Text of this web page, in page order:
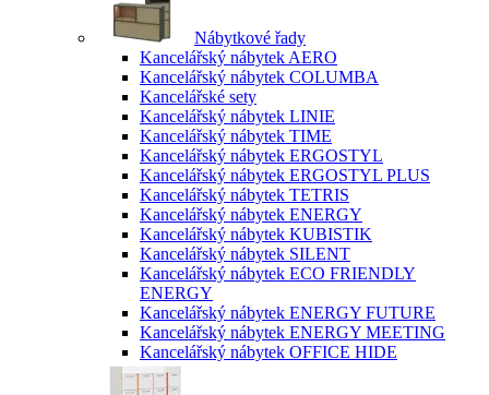
Nábytkové řady
Kancelářský nábytek AERO
Kancelářský nábytek COLUMBA
Kancelářské sety
Kancelářský nábytek LINIE
Kancelářský nábytek TIME
Kancelářský nábytek ERGOSTYL
Kancelářský nábytek ERGOSTYL PLUS
Kancelářský nábytek TETRIS
Kancelářský nábytek ENERGY
Kancelářský nábytek KUBISTIK
Kancelářský nábytek SILENT
Kancelářský nábytek ECO FRIENDLY
ENERGY
Kancelářský nábytek ENERGY FUTURE
Kancelářský nábytek ENERGY MEETING
Kancelářský nábytek OFFICE HIDE